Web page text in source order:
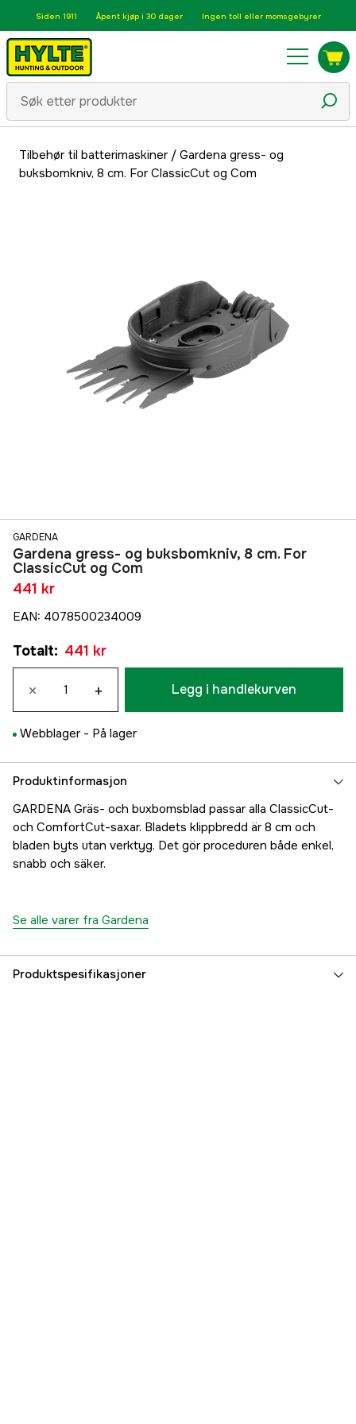
Siden 1911 Åpent kjøp i 30 dager Ingen toll eller momsgebyrer
Tilbehør til batterimaskiner/ Gardena gress- og
buksbomkniv, 8 cm. For ClassicCut og Com
GARDENA
Gardena gress- og buksbomkniv, 8 cm. For
ClassicCut og Com
441 kr
EAN: 4078500234009
Totalt: 441 kr
× + Legg i handlekurven
Webblager - På lager
Produktinformasjon
GARDENA Gräs- och buxbomsblad passar alla ClassicCut-
och ComfortCut-saxar. Bladets klippbredd är 8 cm och
bladen byts utan verktyg. Det gör proceduren både enkel,
snabb och säker.
Se alle varer fra Gardena
Produktspesifikasjoner